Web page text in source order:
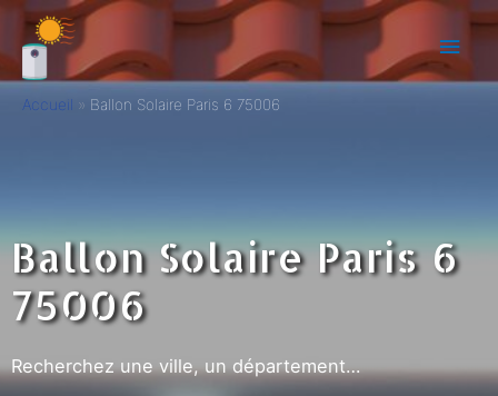
Accueil Ballon Solaire Paris 6 75006
Ballon Solaire Paris 6
75006
Recherchez une ville, un département…